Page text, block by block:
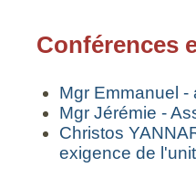
Conférences
Mgr Emmanuel -
Mgr Jérémie -
Christos
exigence de